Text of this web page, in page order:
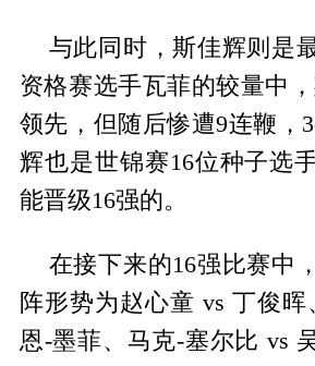
与此同时，斯佳辉则是
资格赛选手瓦菲的较量中
领先，但随后惨遭9连鞭，
辉也是世锦赛16位种子选
能晋级16强的。
在接下来的16强比赛中
阵形势为赵心童 vs 丁俊晖
恩-墨菲、马克-塞尔比 vs